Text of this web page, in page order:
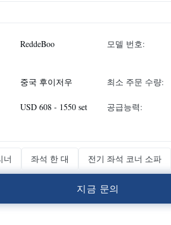
ReddeBoo 모델 번호:
중국 후이저우 최소 주문 수량:
USD 608 - 1550 set 공급능력:
너 좌석 한 대 전기 좌석 코너 소파
지금 문의